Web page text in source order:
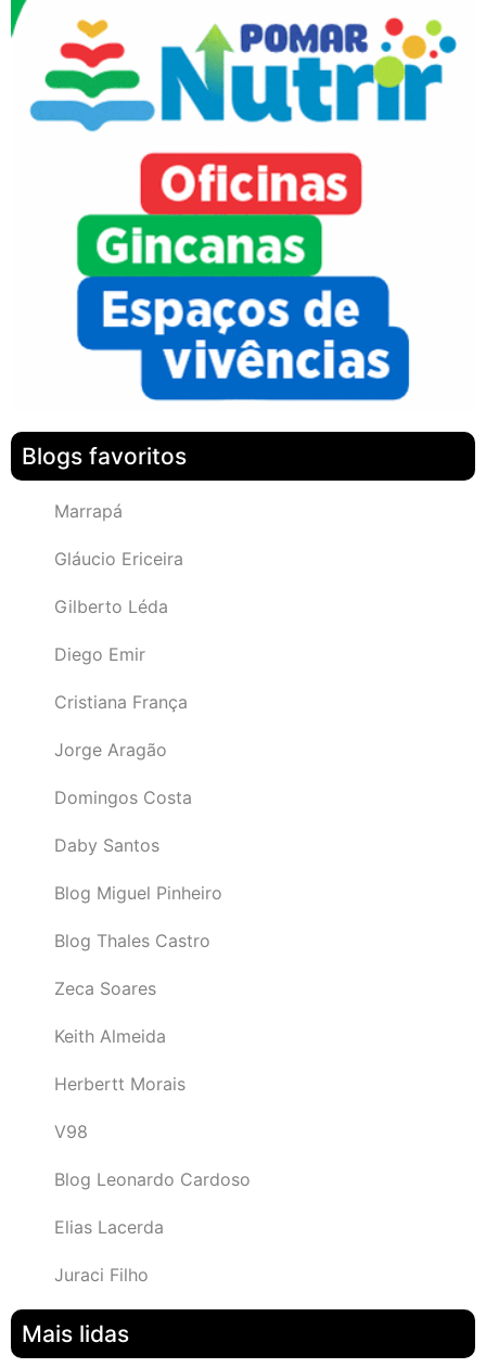
Blogs favoritos
Marrapá
Gláucio Ericeira
Gilberto Léda
Diego Emir
Cristiana França
Jorge Aragão
Domingos Costa
Daby Santos
Blog Miguel Pinheiro
Blog Thales Castro
Zeca Soares
Keith Almeida
Herbertt Morais
V98
Blog Leonardo Cardoso
Elias Lacerda
Juraci Filho
Mais lidas